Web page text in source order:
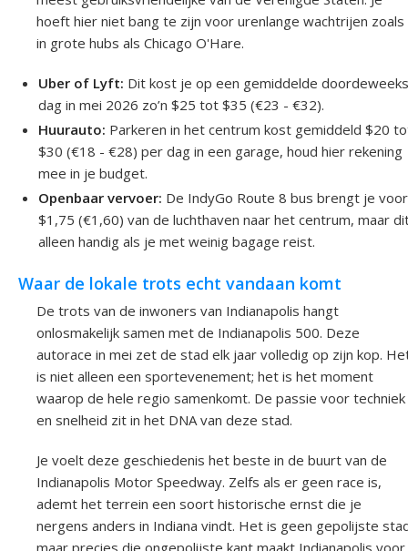
hoeft hier niet bang te zijn voor urenlange wachtrijen zoals
in grote hubs als Chicago O'Hare.
Uber of Lyft: Dit kost je op een gemiddelde
dag in mei 2026 zo’n $25 tot $35 (€23 - €32).
Huurauto: Parkeren in het centrum kost gemiddeld $20
$30 (€18 - €28) per dag in een garage, houd hier rekening
mee in je budget.
Openbaar vervoer: De IndyGo Route 8 bus brengt je voor
$1,75 (€1,60) van de luchthaven naar het centrum, maar
alleen handig als je met weinig bagage reist.
Waar de lokale trots echt vandaan komt
De trots van de inwoners van Indianapolis hangt
onlosmakelijk samen met de Indianapolis 500. Deze
autorace in mei zet de stad elk jaar volledig op zijn kop.
is niet alleen een sportevenement; het is het moment
waarop de hele regio samenkomt. De passie voor techniek
en snelheid zit in het DNA van deze stad.
Je voelt deze geschiedenis het beste in de buurt van de
Indianapolis Motor Speedway. Zelfs als er geen race is,
ademt het terrein een soort historische ernst die je
nergens anders in Indiana vindt. Het is geen gepolijste